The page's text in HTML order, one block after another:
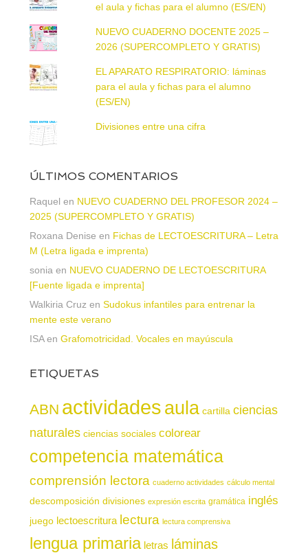
el aula y fichas para el alumno (ES/EN)
NUEVO CUADERNO DOCENTE 2025 –
2026 (SUPERCOMPLETO Y GRATIS)
EL APARATO RESPIRATORIO: láminas
para el aula y fichas para el alumno
(ES/EN)
Divisiones entre una cifra
ÚLTIMOS COMENTARIOS
Raquel en NUEVO CUADERNO DEL PROFESOR 2024 –
2025 (SUPERCOMPLETO Y GRATIS)
Roxana Denise en Fichas de LECTOESCRITURA – Letra
M (Letra ligada e imprenta)
sonia en NUEVO CUADERNO DE LECTOESCRITURA
[Fuente ligada e imprenta]
Walkiria Cruz en Sudokus infantiles para entrenar la
mente este verano
ISAen Grafomotricidad. Vocales en mayúscula
ETIQUETAS
ABN actividadesaula cartilla ciencias
naturales ciencias sociales colorear
competencia matemática
comprensión lectora cuaderno actividades cálculo mental
descomposición divisiones expresión escrita gramática inglés
juego lectoescritura lectura lectura comprensiva
lengua primaria letras láminas